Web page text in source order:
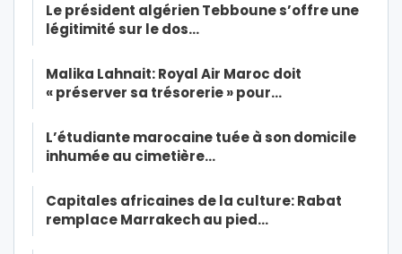
Le président algérien Tebboune s’offre une
légitimité sur le dos…
Malika Lahnait: Royal Air Maroc doit
« préserver sa trésorerie » pour…
L’étudiante marocaine tuée à son domicile
inhumée au cimetière…
Capitales africaines de la culture: Rabat
remplace Marrakech au pied…